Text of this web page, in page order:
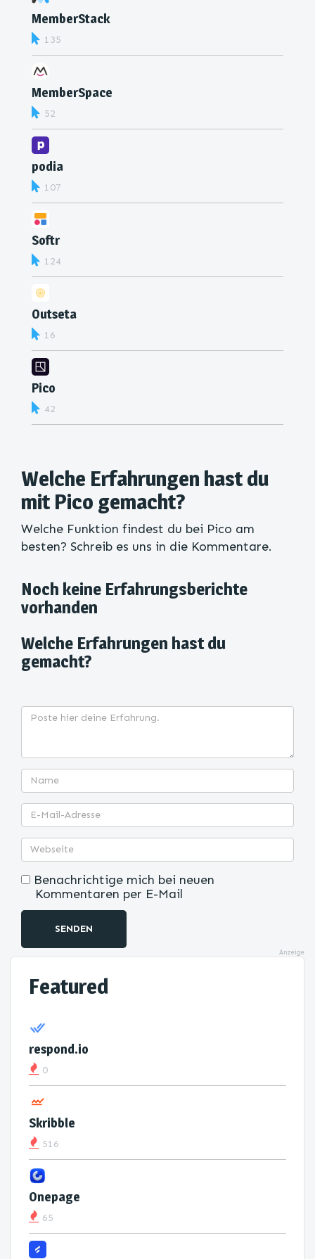
MemberStack
135
MemberSpace
52
podia
107
Softr
124
Outseta
16
Pico
42
Welche Erfahrungen hast du
mit Pico gemacht?
Welche Funktion findest du bei Pico am
besten? Schreib es uns in die Kommentare.
Noch keine Erfahrungsberichte
vorhanden
Welche Erfahrungen hast du
gemacht?
Benachrichtige mich bei neuen
Kommentaren per E-Mail
SENDEN
Anzeige
Featured
respond.io
0
Skribble
516
Onepage
65